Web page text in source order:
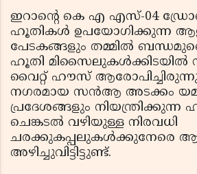
ഇറാന്റെ കെ എ എസ്-04
ഹൂതികള്‍ ഉപയോഗിക്കുന്ന
പേടകങ്ങളും തമ്മില്‍
ഹൂതി മിസൈലുകള്‍ക്കിടയില്‍
വൈറ്റ് ഹൗസ്
നഗരമായ സന്‍ആ അടക്കം
പ്രദേശങ്ങളും
ചെങ്കടല്‍ വഴിയുള്ള നിരവധി
ചരക്കുകപ്പലുകള്‍ക്കുനേരെ
അഴിച്ചുവിട്ടിട്ടുണ്ട്.